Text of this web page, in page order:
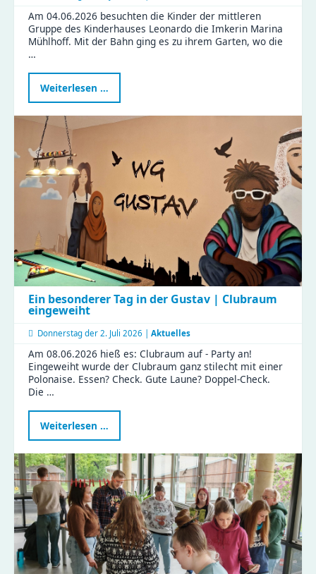
Am 04.06.2026 besuchten die Kinder der mittleren
Gruppe des Kinderhauses Leonardo die Imkerin Marina
Mühlhoff. Mit der Bahn ging es zu ihrem Garten, wo die
…
Weiterlesen …
bei
der
Imkerin
Ein besonderer Tag in der Gustav | Clubraum
eingeweiht
Donnerstag der 2. Juli 2026 | Aktuelles
Am 08.06.2026 hieß es: Clubraum auf - Party an!
Eingeweiht wurde der Clubraum ganz stilecht mit einer
Polonaise. Essen? Check. Gute Laune? Doppel-Check.
Die …
Weiterlesen …
besonderer
Tag
in
der
Gustav
|
Clubraum
eingeweiht